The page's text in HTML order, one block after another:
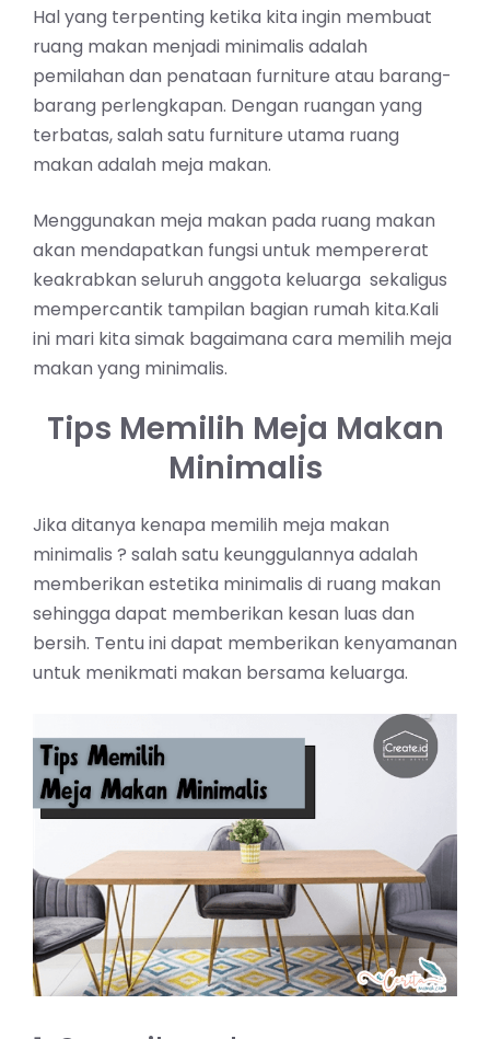
Hal yang terpenting ketika kita ingin membuat
ruang makan menjadi minimalis adalah
pemilahan dan penataan furniture atau barang-
barang perlengkapan. Dengan ruangan yang
terbatas, salah satu furniture utama ruang
makan adalah meja makan.
Menggunakan meja makan pada ruang makan
akan mendapatkan fungsi untuk mempererat
keakrabkan seluruh anggota keluarga sekaligus
mempercantik tampilan bagian rumah kita.Kali
ini mari kita simak bagaimana cara memilih meja
makan yang minimalis.
Tips Memilih Meja Makan
Minimalis
Jika ditanya kenapa memilih meja makan
minimalis ? salah satu keunggulannya adalah
memberikan estetika minimalis di ruang makan
sehingga dapat memberikan kesan luas dan
bersih. Tentu ini dapat memberikan kenyamanan
untuk menikmati makan bersama keluarga.